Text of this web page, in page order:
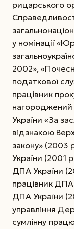
рицарського
у номінації
2002»,
податкової
працівник
нагороджений
України «За
відзнакою
закону» (2003
України (2001
ДПА України
працівник
ДПА Украї­ни
управління
сумлінну